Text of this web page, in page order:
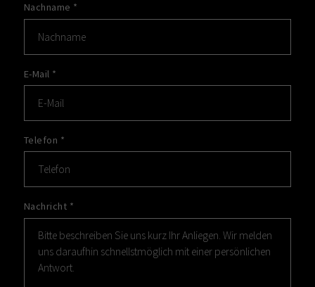
Nachname *
E-Mail *
Telefon *
Nachricht *